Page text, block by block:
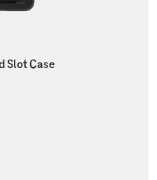
Slot Case